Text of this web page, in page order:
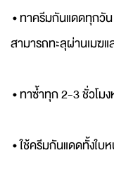
• ทาครีมกันแดดทุกวัน
สามารถทะลุผ่านเมฆแ
• ทาซ้ำทุก 2-3 ชั่วโม
• ใช้ครีมกันแดดทั้งใ